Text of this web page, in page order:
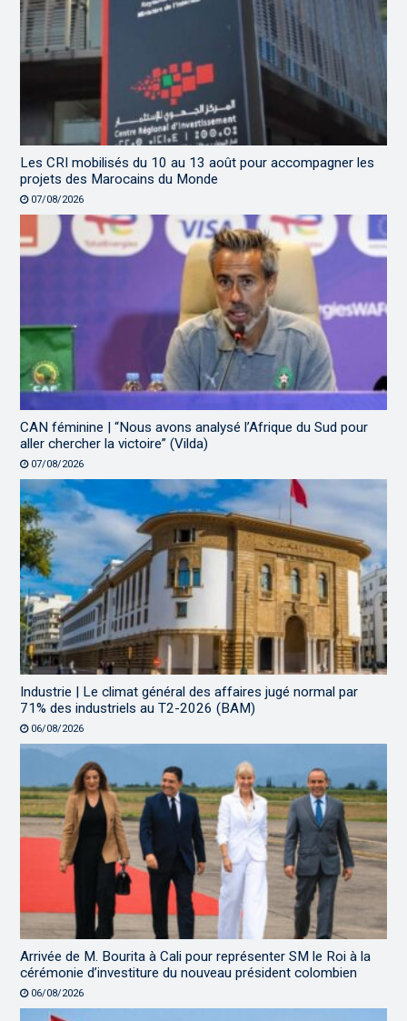
Les CRI mobilisés du 10 au 13 août pour accompagner les
projets des Marocains du Monde
07/08/2026
CAN féminine | “Nous avons analysé l’Afrique du Sud pour
aller chercher la victoire” (Vilda)
07/08/2026
Industrie | Le climat général des affaires jugé normal par
71% des industriels au T2-2026 (BAM)
06/08/2026
Arrivée de M. Bourita à Cali pour représenter SM le Roi à la
cérémonie d’investiture du nouveau président colombien
06/08/2026